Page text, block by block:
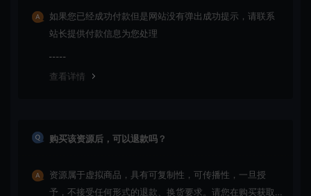
如果您已经成功付款但是网站没有弹出成功提示，请联系
站长提供付款信息为您处理
查看详情
购买该资源后，可以退款吗？
资源属于虚拟商品，具有可复制性，可传播性，一旦授
予，不接受任何形式的退款、换货要求。请您在购买获取